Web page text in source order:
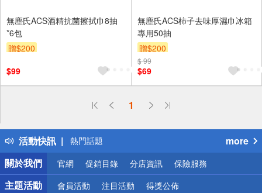
無塵氏ACS酒精抗菌擦拭巾8抽
*6包
贈$200
$99
無塵氏ACS柿子去味厚濕巾冰箱
專用50抽
贈$200
$ 99
$69
1
活動快訊
偏遠地區配送
得獎公告
熱門話題
銀行優惠
偏遠地區配送
詐騙網頁！請小心！
more
關於我們
官網 促銷目錄 分店資訊 保險服務
主題活動 會員活動 注目活動 得獎公佈